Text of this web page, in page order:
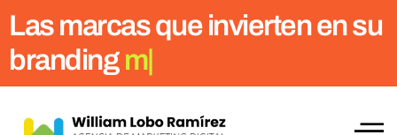
Las marcas que invierten en su
brandingmejoran